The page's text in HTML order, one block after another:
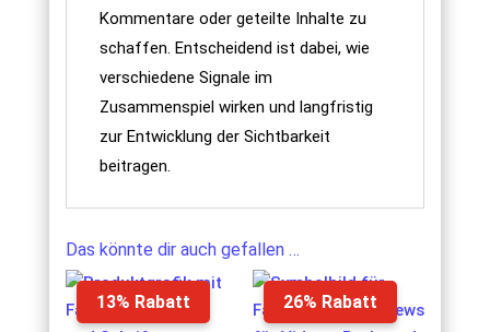
Kommentare oder geteilte Inhalte zu
schaffen. Entscheidend ist dabei, wie
verschiedene Signale im
Zusammenspiel wirken und langfristig
zur Entwicklung der Sichtbarkeit
beitragen.
Das könnte dir auch gefallen …
13% Rabatt 26% Rabatt